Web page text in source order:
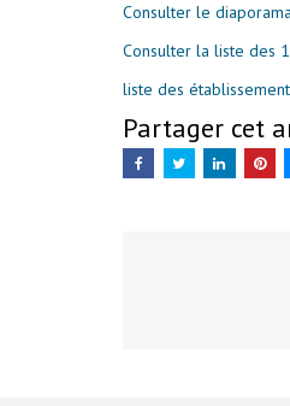
Consulter le
Consulter la liste des
liste des
Partager cet